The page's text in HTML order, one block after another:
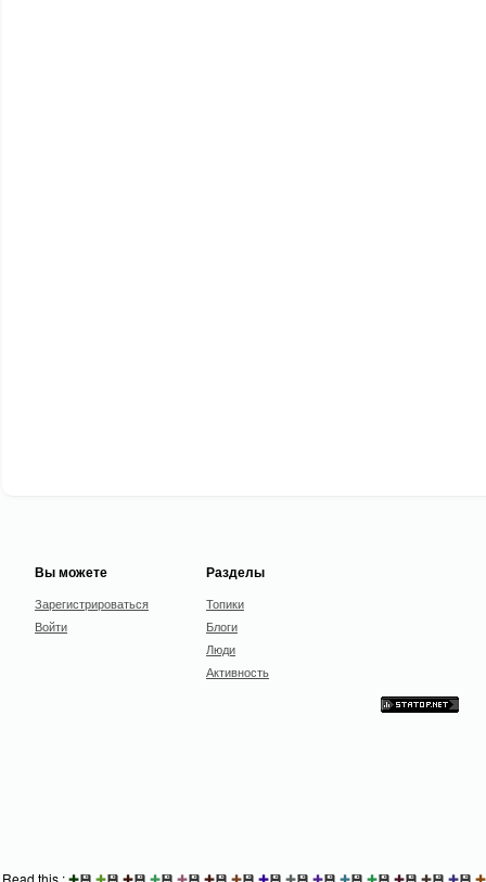
Вы можете
Зарегистрироваться
Войти
Разделы
Топики
Блоги
Люди
Активность
Read this :✚💾 ✚💾 ✚💾 ✚💾 ✚💾 ✚💾 ✚💾 ✚💾 ✚💾 ✚💾 ✚💾 ✚💾 ✚💾 ✚💾 ✚💾 ✚